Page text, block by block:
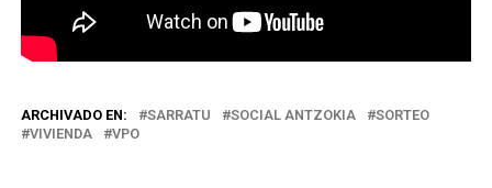
ARCHIVADO EN: SARRATU SOCIAL ANTZOKIA
SORTEO
VIVIENDA
VPO